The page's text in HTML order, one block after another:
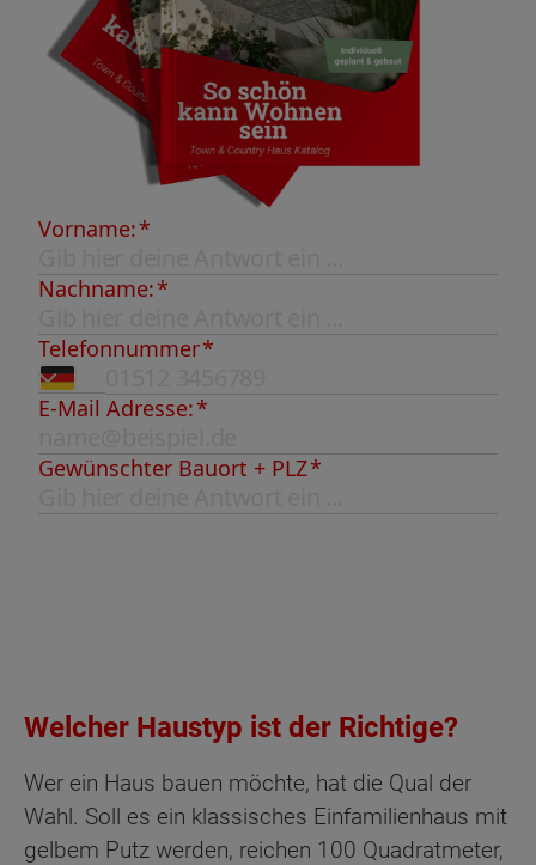
Welcher Haustyp ist der Richtige?
Wer ein Haus bauen möchte, hat die Qual der
Wahl. Soll es ein klassisches Einfamilienhaus mit
gelbem Putz werden, reichen 100 Quadratmeter,